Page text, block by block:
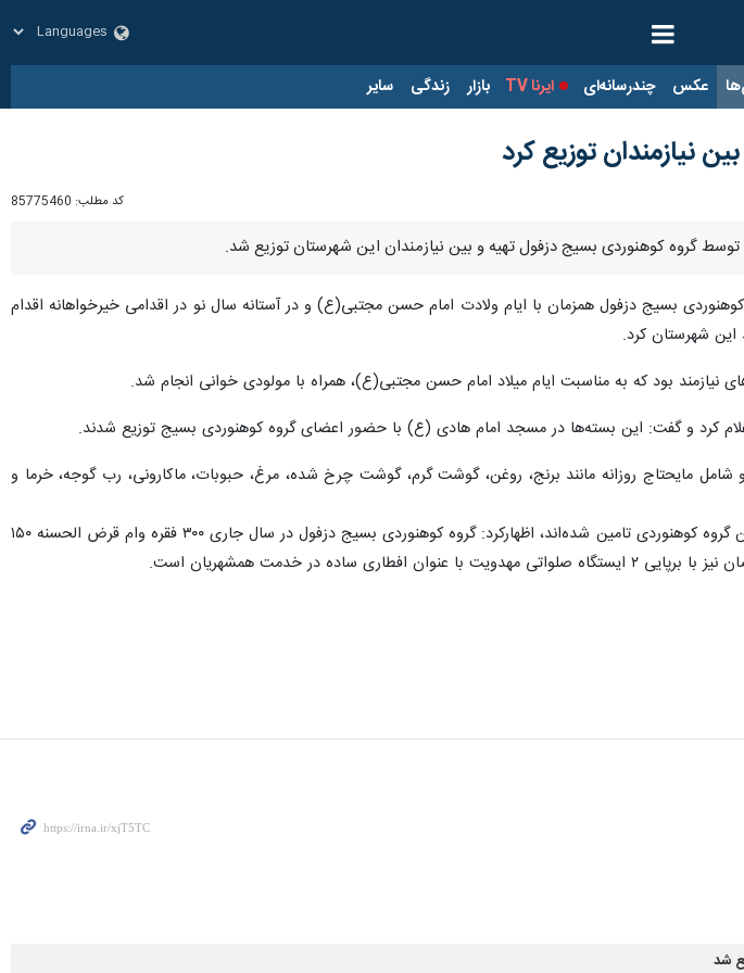
عکس چندرسانه‌ای ایرنا TV بازار زندگی سایر
کد مطلب: 85775460
بسیج دزفول همزمان با ایام ولادت امام حسن مجتبی(ع) و در آستانه سال نو در اقدامی خیرخواهانه اقدام
این شهرستان کرد.
نیازمند بود که به مناسبت ایام میلاد امام حسن مجتبی(ع)، همراه با مولودی خوانی انجام شد.
معیشتی ۲ میلیارد و ۵۰۰ میلیون ریال است و شامل مایحتاج روزانه مانند برنج، روغن، گوشت گرم، گوشت چرخ شده، مرغ، حبوبات، ماکارونی، رب گوجه، خرما و
مسوول گروه کوهنوردی بسیج دزفول با بیان اینکه این اقلام توسط خیران این گروه کوهنوردی تامین شده‌اند، اظهارکرد: گروه کوهنوردی بسیج دزفول در سال جاری ۳۰۰ فقره وام قرض الحسنه ۱۵۰
در خدمت همشهریان است.